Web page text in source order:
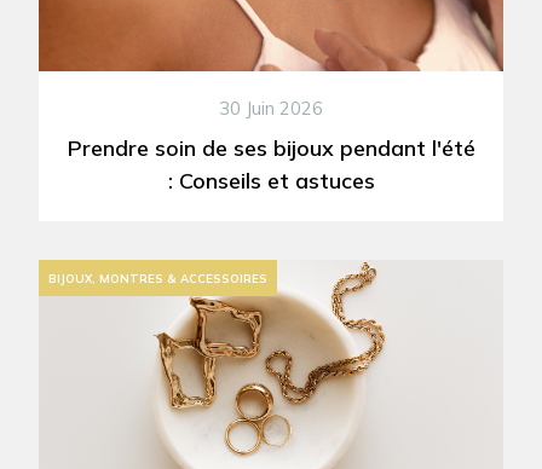
30 Juin 2026
Prendre soin de ses bijoux pendant l'été
: Conseils et astuces
BIJOUX, MONTRES & ACCESSOIRES